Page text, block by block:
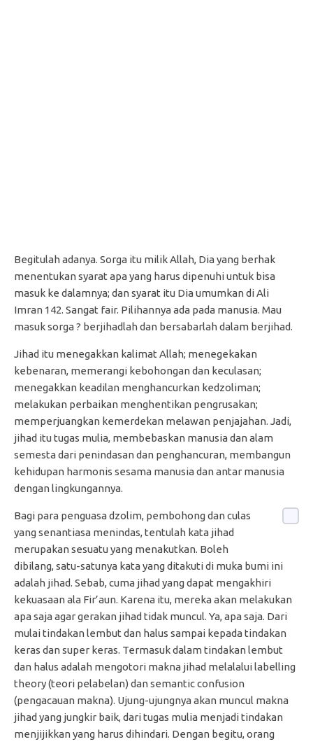
Begitulah adanya. Sorga itu milik Allah, Dia yang berhak
menentukan syarat apa yang harus dipenuhi untuk bisa
masuk ke dalamnya; dan syarat itu Dia umumkan di Ali
Imran 142. Sangat fair. Pilihannya ada pada manusia. Mau
masuk sorga ? berjihadlah dan bersabarlah dalam berjihad.
Jihad itu menegakkan kalimat Allah; menegekakan
kebenaran, memerangi kebohongan dan keculasan;
menegakkan keadilan menghancurkan kedzoliman;
melakukan perbaikan menghentikan pengrusakan;
memperjuangkan kemerdekan melawan penjajahan. Jadi,
jihad itu tugas mulia, membebaskan manusia dan alam
semesta dari penindasan dan penghancuran, membangun
kehidupan harmonis sesama manusia dan antar manusia
dengan lingkungannya.
Bagi para penguasa dzolim, pembohong dan culas
yang senantiasa menindas, tentulah kata jihad
merupakan sesuatu yang menakutkan. Boleh
dibilang, satu-satunya kata yang ditakuti di muka bumi ini
adalah jihad. Sebab, cuma jihad yang dapat mengakhiri
kekuasaan ala Fir’aun. Karena itu, mereka akan melakukan
apa saja agar gerakan jihad tidak muncul. Ya, apa saja. Dari
mulai tindakan lembut dan halus sampai kepada tindakan
keras dan super keras. Termasuk dalam tindakan lembut
dan halus adalah mengotori makna jihad melalalui labelling
theory (teori pelabelan) dan semantic confusion
(pengacauan makna). Ujung-ujungnya akan muncul makna
jihad yang jungkir baik, dari tugas mulia menjadi tindakan
menjijikkan yang harus dihindari. Dengan begitu, orang